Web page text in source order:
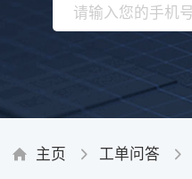
it服务/办公设备维保
家电维修
汽车后市场服务
帮助中心
工单问答
主页 工单问答